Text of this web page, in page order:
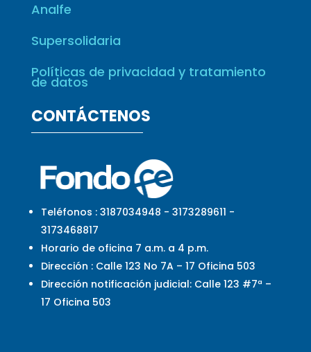
Analfe
Supersolidaria
Políticas de privacidad y tratamiento
de datos
CONTÁCTENOS
Teléfonos : 3187034948 - 3173289611 -
3173468817
Horario de oficina 7 a.m. a 4 p.m.
Dirección : Calle 123 No 7A – 17 Oficina 503
Dirección notificación judicial: Calle 123 #7ª –
17 Oficina 503